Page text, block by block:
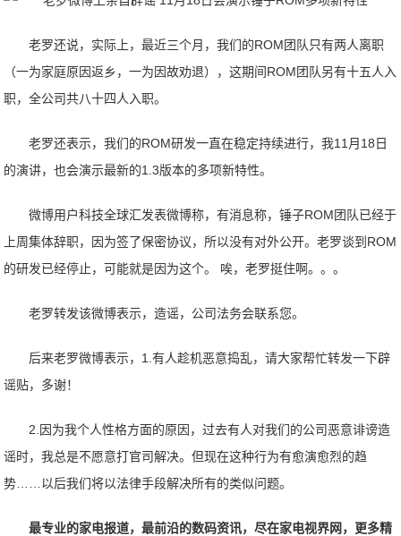
老罗还说，实际上，最近三个月，我们的ROM团队只有两人离职
（一为家庭原因返乡，一为因故劝退），这期间ROM团队另有十五人入
职，全公司共八十四人入职。
老罗还表示，我们的ROM研发一直在稳定持续进行，我11月18日
的演讲，也会演示最新的1.3版本的多项新特性。
微博用户科技全球汇发表微博称，有消息称，锤子ROM团队已经于
上周集体辞职，因为签了保密协议，所以没有对外公开。老罗谈到ROM
的研发已经停止，可能就是因为这个。 唉，老罗挺住啊。。。
老罗转发该微博表示，造谣，公司法务会联系您。
后来老罗微博表示，1.有人趁机恶意捣乱，请大家帮忙转发一下辟
谣贴，多谢！
2.因为我个人性格方面的原因，过去有人对我们的公司恶意诽谤造
谣时，我总是不愿意打官司解决。但现在这种行为有愈演愈烈的趋
势……以后我们将以法律手段解决所有的类似问题。
最专业的家电报道，最前沿的数码资讯，尽在家电视界网，更多精